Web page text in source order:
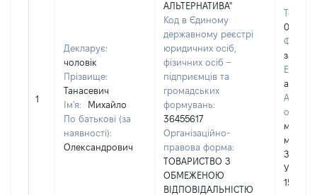
1
Декларує:
чоловік
Прізвище:
Танасевич
Ім'я:
Михайло
По батькові (за
наявності):
Олександрович
АЛЬТЕРНАТИВА"
Код в Єдиному
державному реєстрі
юридичних осіб,
фізичних осіб –
підприємців та
громадських
формувань:
36455617
Організаційно-
правова форма:
ТОВАРИСТВО З
ОБМЕЖЕНОЮ
ВІДПОВІДАЛЬНІСТЮ
Факс:
Email:
особи:
місто
майдан
15,